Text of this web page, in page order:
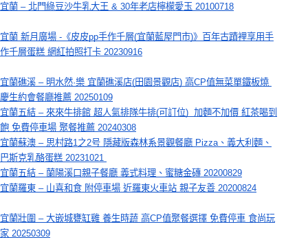
宜蘭 – 北門綠豆沙牛乳大王 & 30年老店檸檬愛玉 20100718
宜蘭 新月廣場 -《皮皮pp手作千層(宜蘭藍屋門市)》百年古蹟裡享用手
作千層蛋糕 網紅拍照打卡 20230916
宜蘭礁溪 – 明水然·樂 宜蘭礁溪店(田園景觀店) 高CP值無菜單鐵板燒
慶生約會餐廳推薦 20250109
宜蘭五結 – 來來牛排館 超人氣排隊牛排(可訂位)  加麵不加價 紅茶喝到
飽 免費停車場 聚餐推薦 20240308
宜蘭蘇澳 – 思村路1之2号 隱藏版森林系景觀餐廳 Pizza、義大利麵、
巴斯克乳酪蛋糕 20231021
宜蘭五結 – 蘭陽溪口親子餐廳 義式料理、蜜糖金磚 20200829
宜蘭羅東 – 山喜和食 附停車場 近羅東火車站 親子友善 20200824
宜蘭壯圍 – 大嵌城甕缸雞 養生時蔬 高CP值聚餐選擇 免費停車 食尚玩
家 20250309